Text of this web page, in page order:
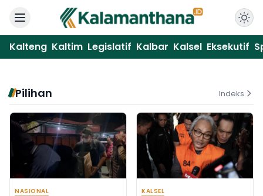
Kalteng Kaltim Legislatif Kalbar Kalsel Eksekutif
Pilihan Indeks
NASIONAL KALSEL